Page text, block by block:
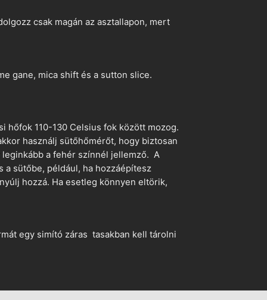
csak magán az asztallapon, mert
gane, mica shift és a sutton slice.
hőfok 110-130 Celsius fok között mozog.
használj sütőhőmérőt, hogy biztosan
a fehér színnél jellemző. A
a sütőbe, például, ha hozzáépítesz
hozzá. Ha esetleg könnyen eltörik,
egy simító záras tasakban kell tárolni